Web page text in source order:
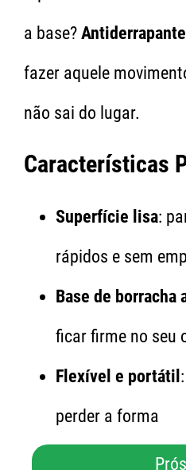
a base? Antiderrapante
fazer aquele
não sai do lugar.
Características
Superfície lisa:
rápidos e sem
Base de borracha
ficar firme no seu
Flexível e portátil
perder a forma